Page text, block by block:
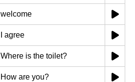
welcome
I agree
Where is the toilet?
How are you?